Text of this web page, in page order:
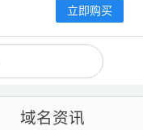
立即购买
域名资讯